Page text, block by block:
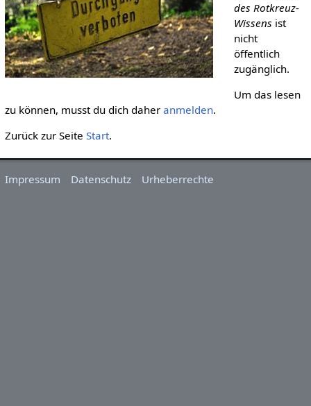
des Rotkreuz-
Wissens ist
nicht
öffentlich
zugänglich.
Um das lesen
zu können, musst du dich daher anmelden.
Zurück zur Seite Start.
Impressum Datenschutz Urheberrechte